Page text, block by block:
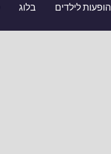
הופעות לילדים בלוג